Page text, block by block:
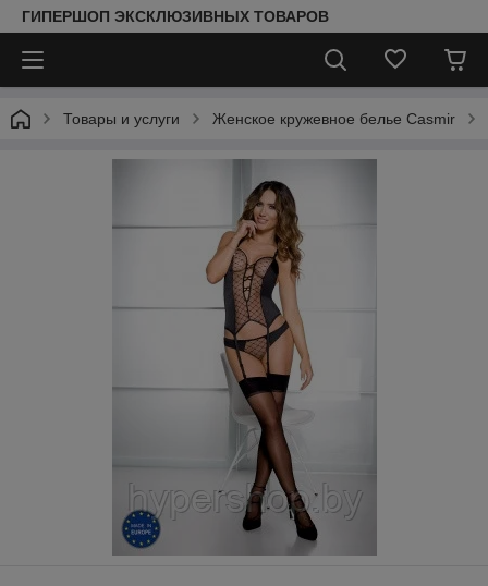
ГИПЕРШОП ЭКСКЛЮЗИВНЫХ ТОВАРОВ
Товары и услуги Женское кружевное белье Casmir